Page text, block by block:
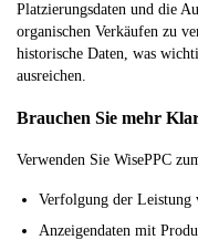
Platzierungsdaten und die
organischen Verkäufen zu
historische Daten, was
ausreichen.
Brauchen Sie mehr
Verwenden Sie WisePPC
Verfolgung der Leistung
Anzeigendaten mit